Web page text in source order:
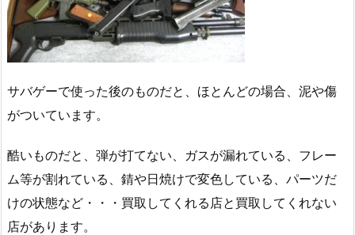
サバゲーで使った後のものだと、ほとんどの場合、泥や傷
がついています。
酷いものだと、弾が打てない、ガスが漏れている、フレー
ム等が割れている、錆や日焼けで変色している、パーツだ
けの状態など・・・買取してくれる店と買取してくれない
店があります。